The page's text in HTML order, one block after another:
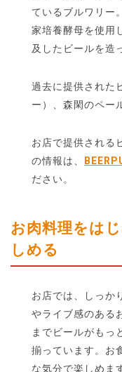
ているブルワリー
家培養酵母を使用
及したビールを造
過去に提供された
ー）、森閑のペー
お店で提供される
の情報は、
ださい。
お肉料理をは
しめる
お店では、しっか
やライブ感のある
までビールがもっ
揃っています。お
な気分で楽しめま